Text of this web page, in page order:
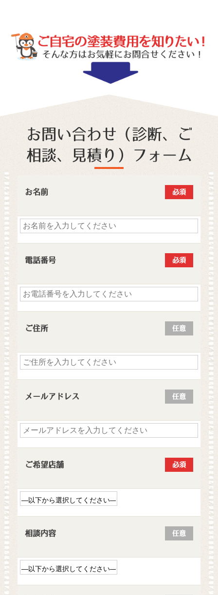
お問い合わせ（診断、ご
相談、見積り）フォーム
お名前 必須
電話番号 必須
ご住所 任意
メールアドレス 任意
ご希望店舗 必須
相談内容 任意